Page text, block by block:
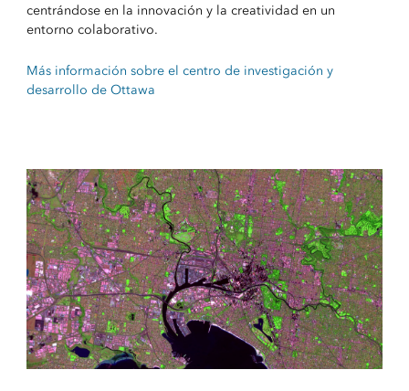
centrándose en la innovación y la creatividad en un
entorno colaborativo.
Más información sobre el centro de investigación y
desarrollo de Ottawa